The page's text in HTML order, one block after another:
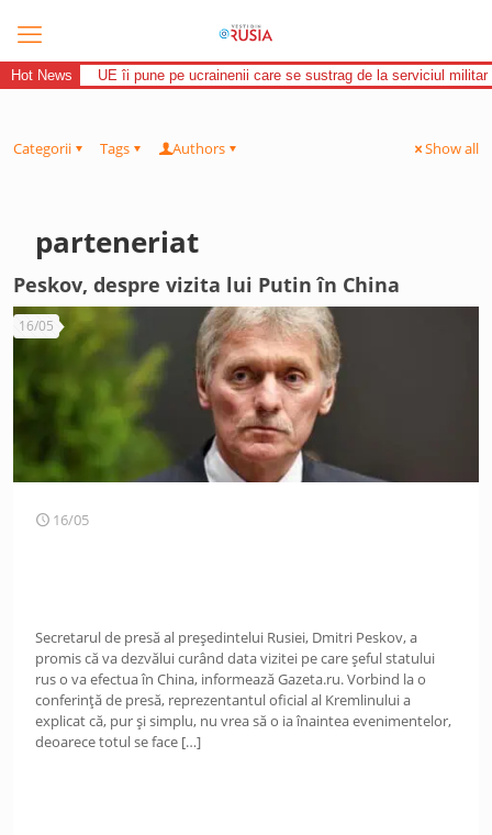
Hot News UE îi pune pe ucrainenii care se sustrag de la serviciul
Categorii Tags Authors Show all
parteneriat
Peskov, despre vizita lui Putin în China
16/05
16/05
Secretarul de presă al președintelui Rusiei, Dmitri Peskov, a
promis că va dezvălui curând data vizitei pe care șeful statului
rus o va efectua în China, informează Gazeta.ru. Vorbind la o
conferință de presă, reprezentantul oficial al Kremlinului a
explicat că, pur și simplu, nu vrea să o ia înaintea evenimentelor,
deoarece totul se face […]